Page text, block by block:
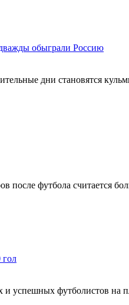
обыграли Россию
дни становятся
после футбола считается
гол
успешных футболистов на